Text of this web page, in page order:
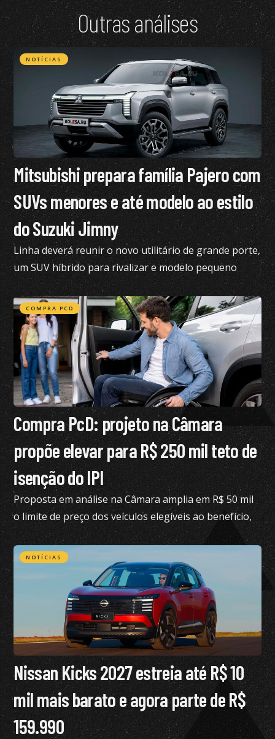
Outras análises
NOTÍCIAS
Mitsubishi prepara família Pajero com
SUVs menores e até modelo ao estilo
do Suzuki Jimny
Linha deverá reunir o novo utilitário de grande porte,
um SUV híbrido para rivalizar e modelo pequeno
semelhante ao Suzuki Jimny
COMPRA PCD
Compra PcD: projeto na Câmara
propõe elevar para R$ 250 mil teto de
isenção do IPI
Proposta em análise na Câmara amplia em R$ 50 mil
o limite de preço dos veículos elegíveis ao benefício,
hoje fixado em R$ 200 mil
NOTÍCIAS
Nissan Kicks 2027 estreia até R$ 10
mil mais barato e agora parte de R$
159.990